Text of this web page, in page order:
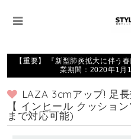
【重要】 『新型肺炎拡大に伴う
業期間：2020年1月
LAZA 3cmアップ! 足
【 インヒール クッショ
まで対応可能)